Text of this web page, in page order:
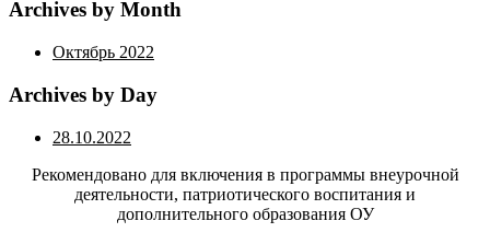
Archives by Month
Октябрь 2022
Archives by Day
28.10.2022
Рекомендовано для включения в программы внеурочной
деятельности, патриотического воспитания и
дополнительного образования ОУ